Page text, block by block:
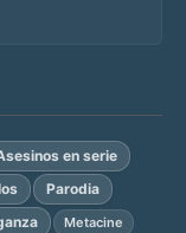
en serie
Parodia
Metacine